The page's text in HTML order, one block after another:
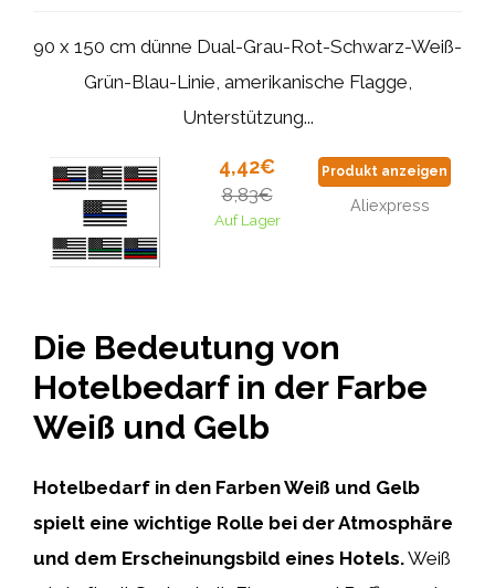
90 x 150 cm dünne Dual-Grau-Rot-Schwarz-Weiß-
Grün-Blau-Linie, amerikanische Flagge,
Unterstützung...
4,42€
8,83€
Auf Lager
Produkt anzeigen
Aliexpress
Die Bedeutung von
Hotelbedarf in der Farbe
Weiß und Gelb
Hotelbedarf in den Farben Weiß und Gelb
spielt eine wichtige Rolle bei der Atmosphäre
und dem Erscheinungsbild eines Hotels.Weiß